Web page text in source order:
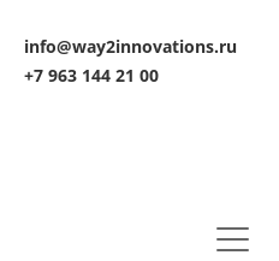
info@way2innovations.ru
+7 963 144 21 00